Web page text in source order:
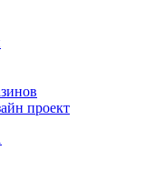
проект